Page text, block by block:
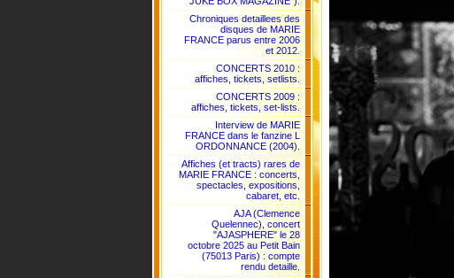
Chroniques detaillees des
disques de MARIE
FRANCE parus entre 2006
et 2012.
CONCERTS 2010 :
affiches, tickets, setlists.
CONCERTS 2009 :
affiches, tickets, set-lists.
Interview de MARIE
FRANCE dans le fanzine L
ORDONNANCE (2004).
Affiches (et tracts) rares de
MARIE FRANCE : concerts,
spectacles, expositions,
cabaret, etc.
AJA (Clemence
Quelennec), concert
"AJASPHERE" le 28
octobre 2025 au Petit Bain
(75013 Paris) : compte
rendu detaille.